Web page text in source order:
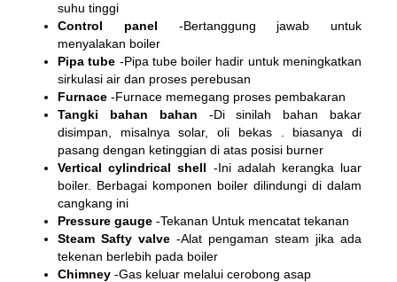
suhu tinggi
Control panel -Bertanggung jawab untuk
menyalakan boiler
Pipa tube -Pipa tube boiler hadir untuk meningkatkan
sirkulasi air dan proses perebusan
Furnace -Furnace memegang proses pembakaran
Tangki bahan bahan -Di sinilah bahan bakar
disimpan, misalnya solar, oli bekas . biasanya di
pasang dengan ketinggian di atas posisi burner
Vertical cylindrical shell -Ini adalah kerangka luar
boiler. Berbagai komponen boiler dilindungi di dalam
cangkang ini
Pressure gauge -Tekanan Untuk mencatat tekanan
Steam Safty valve -Alat pengaman steam jika ada
tekenan berlebih pada boiler
Chimney -Gas keluar melalui cerobong asap